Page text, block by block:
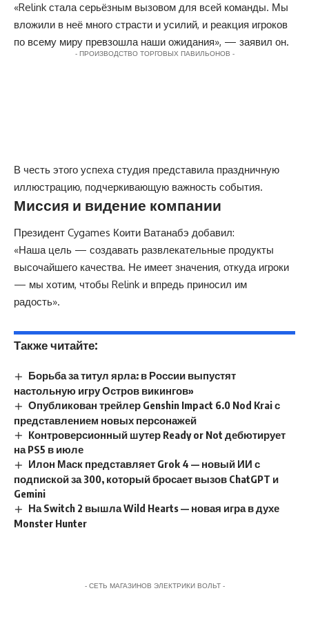
«Relink стала серьёзным вызовом для всей команды. Мы
вложили в неё много страсти и усилий, и реакция игроков
по всему миру превзошла наши ожидания», — заявил он.
- ПРОИЗВОДСТВО ТОРГОВЫХ ПАВИЛЬОНОВ -
В честь этого успеха студия представила праздничную
иллюстрацию, подчеркивающую важность события.
Миссия и видение компании
Президент Cygames Коити Ватанабэ добавил:
«Наша цель — создавать развлекательные продукты
высочайшего качества. Не имеет значения, откуда игроки
— мы хотим, чтобы Relink и впредь приносил им
радость».
Также читайте:
Борьба за титул ярла: в России выпустят
настольную игру Остров викингов»
Опубликован трейлер Genshin Impact 6.0 Nod Krai с
представлением новых персонажей
Контроверсионный шутер Ready or Not дебютирует
на PS5 в июле
Илон Маск представляет Grok 4 — новый ИИ с
подпиской за 300, который бросает вызов ChatGPT и
Gemini
На Switch 2 вышла Wild Hearts — новая игра в духе
Monster Hunter
- СЕТЬ МАГАЗИНОВ ЭЛЕКТРИКИ ВОЛЬТ -